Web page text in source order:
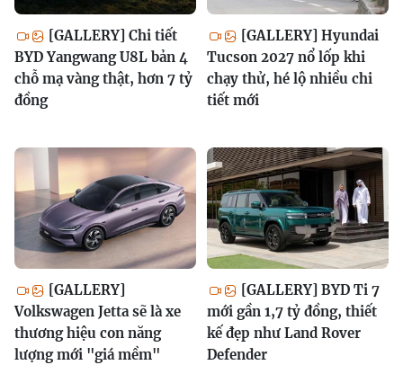
[GALLERY] Chi tiết
BYD Yangwang U8L bản 4
chỗ mạ vàng thật, hơn 7 tỷ
đồng
[GALLERY] Hyundai
Tucson 2027 nổ lốp khi
chạy thử, hé lộ nhiều chi
tiết mới
[GALLERY]
Volkswagen Jetta sẽ là xe
thương hiệu con năng
lượng mới "giá mềm"
[GALLERY] BYD Ti 7
mới gần 1,7 tỷ đồng, thiết
kế đẹp như Land Rover
Defender